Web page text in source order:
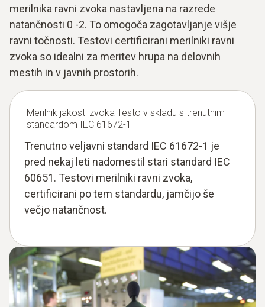
merilnika ravni zvoka nastavljena na razrede
natančnosti 0 -2. To omogoča zagotavljanje višje
ravni točnosti. Testovi certificirani merilniki ravni
zvoka so idealni za meritev hrupa na delovnih
mestih in v javnih prostorih.
Merilnik jakosti zvoka Testo v skladu s trenutnim
standardom IEC 61672-1
Trenutno veljavni standard IEC 61672-1 je
pred nekaj leti nadomestil stari standard IEC
60651. Testovi merilniki ravni zvoka,
certificirani po tem standardu, jamčijo še
večjo natančnost.